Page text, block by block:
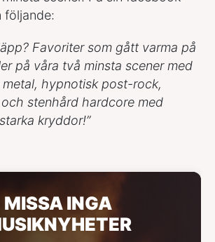
följande:
Favoriter som gått varma på
på våra två minsta scener med
metal, hypnotisk post-rock,
och stenhård hardcore med
kryddor!”
MISSA INGA